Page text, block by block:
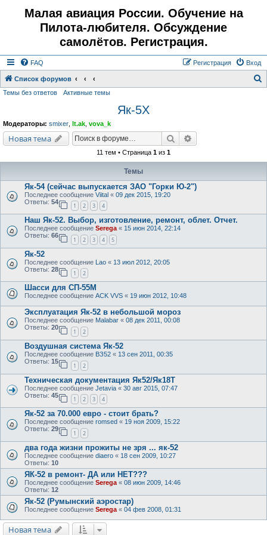
Малая авиация России. Обучение на
Пилота-любителя. Обсуждение
самолётов. Регистрация.
FAQ Вход
Регистрация
Список форумов
Темы без ответов Активные темы
Як-5Х
Модераторы: smixer lt.ak vova_k
Новая тема Поиск
11 тем • Страница 1 из 1
Темы
Як-54 (сейчас выпускается ЗАО "Горки Ю-2")
Последнее сообщение Viital « 09 дек 2015, 19:20
Ответы: 54
1 2 3 4
Наш Як-52. Выбор, изготовление, ремонт, облет. Отчет.
Последнее сообщение Serega « 15 июн 2014, 22:14
Ответы: 66
1 2 3 4 5
Як-52
Последнее сообщение Lao « 13 июл 2012, 20:05
Ответы: 28
1 2
Шасси для СП-55М
Последнее сообщение ACK VVS « 19 июн 2012, 10:48
Эксплуатация Як-52 в небольшой мороз
Последнее сообщение Malabar « 08 дек 2011, 00:08
Ответы: 20
1 2
Воздушная система Як-52
Последнее сообщение ВЗ52 « 13 сен 2011, 00:35
Ответы: 15
1 2
Техническая документация Як52/Як18Т
Последнее сообщение Jetavia « 30 авг 2015, 07:47
Ответы: 45
1 2 3 4
Як-52 за 70.000 евро - стоит брать?
Последнее сообщение romsed « 19 ноя 2009, 15:22
Ответы: 29
1 2
два года жизни прожиты не зря ... як-52
Последнее сообщение diaero « 18 сен 2009, 10:27
Ответы: 10
ЯК-52 в ремонт- ДА или НЕТ???
Последнее сообщение Serega « 08 июн 2009, 14:46
Ответы: 12
Як-52 (Румынский аэростар)
Последнее сообщение Serega « 04 фев 2008, 01:31
Новая тема